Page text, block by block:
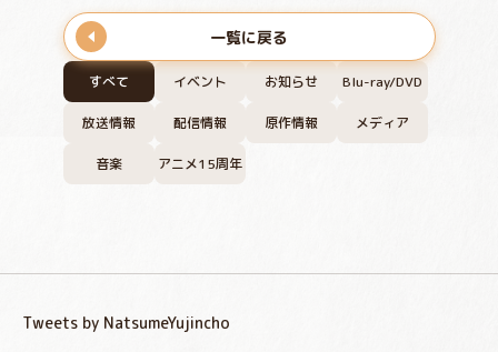
すべて イベント お知らせ Blu-ray/DVD
放送情報 配信情報 原作情報 メディア
音楽 アニメ15周年
一覧に戻る
Tweets by NatsumeYujincho